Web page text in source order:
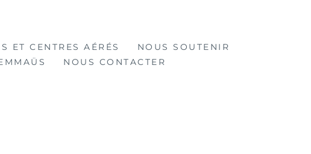
ET CENTRES AÉRÉS
NOUS SOUTENIR
NOUS CONTACTER